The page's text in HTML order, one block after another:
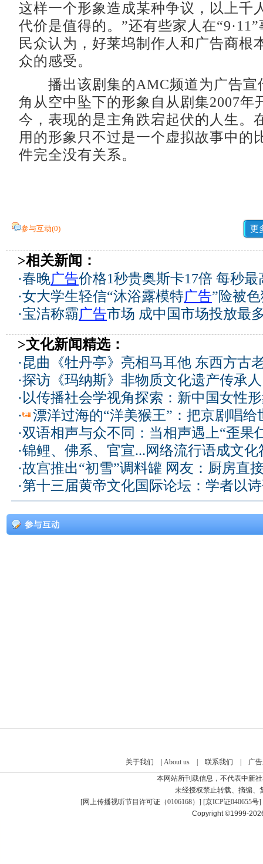
这样一个形象造成某种争议，以上千
代价是值得的。”还有些家人在
民众认为，好莱坞制作人和广告商根
众的感受。
播出该剧集的AMC频道为广告宣
角从空中坠下的形象自从剧集2007年
今，表现的是主角跌宕起伏的人生。
用的形象只不过是一个虚拟故事中的
件完全没有关系。
参与互动(0) 更
>相关新闻：
·春晚广告价格1秒贵奥斯卡17倍 每秒最
·女大学生轻信“沐浴露模特广告”险被
·宝洁称霸广告市场 成中国市场投放最
>文化新闻精选：
·昆曲《牡丹亭》亮相马耳他 东西方古
·探访《玛纳斯》非物质文化遗产传承
·以传播社会学视角探索：新中国女性
·
漂洋过海的“洋美猴王”：把京剧唱给
·双语相声与众不同：当相声遇上“歪果
·锦鲤、佛系、官宣...网络流行语成文化
·故宫推出“初雪”调料罐 网友：厨房直
·第十三届黄帝文化国际论坛：学者以
关于我们 About us| 联系我们
广
本网站所刊载信息，不代表中新
未经授权禁止转载、摘编、
[网上传播视听节目许可证（0106168） ] [京ICP证040655号]
Copyright ©1999-